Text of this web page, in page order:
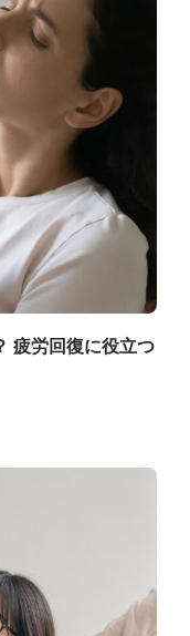
疲労回復に役立つ